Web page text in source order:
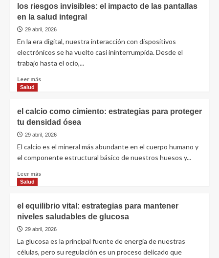
los riesgos invisibles: el impacto de las pantallas
en la salud integral
29 abril, 2026
En la era digital, nuestra interacción con dispositivos
electrónicos se ha vuelto casi ininterrumpida. Desde el
trabajo hasta el ocio,...
Leer más
Salud
el calcio como cimiento: estrategias para proteger
tu densidad ósea
29 abril, 2026
El calcio es el mineral más abundante en el cuerpo humano y
el componente estructural básico de nuestros huesos y...
Leer más
Salud
el equilibrio vital: estrategias para mantener
niveles saludables de glucosa
29 abril, 2026
La glucosa es la principal fuente de energía de nuestras
células, pero su regulación es un proceso delicado que